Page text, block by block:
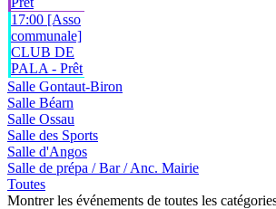
17:00 [Asso
communale]
CLUB DE
PALA - Prêt
Salle Gontaut-Biron
Salle Béarn
Salle Ossau
Salle des Sports
Salle d'Angos
Salle de prépa / Bar / Anc. Mairie
Toutes
Montrer les événements de toutes les